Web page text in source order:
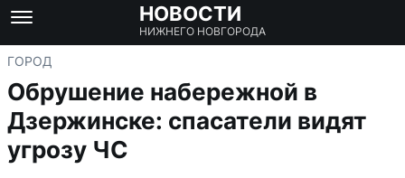
НОВОСТИ
НИЖНЕГО НОВГОРОДА
ГОРОД
Обрушение набережной в
Дзержинске: спасатели видят
угрозу ЧС